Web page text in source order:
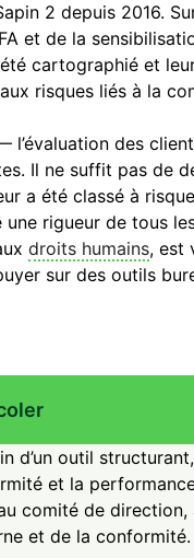
2 depuis 2016.
et de la
cartographié et
risques liés à la
l’évaluation des
Il ne suffit pas de
a été classé à
une rigueur de tous
droits humains, est
sur des outils
d’un outil
et la
comité de
et de la conformité.